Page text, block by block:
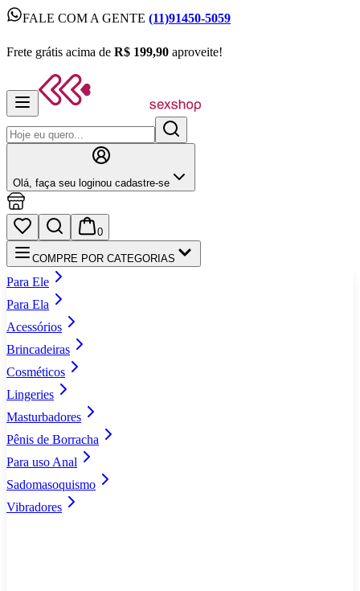
FALE COM A GENTE (11)91450-5059
Frete grátis acima de R$ 199,90 aproveite!
Olá, faça seu loginou cadastre‑se
0
COMPRE POR CATEGORIAS
Para Ele
Para Ela
Acessórios
Brincadeiras
Cosméticos
Lingeries
Masturbadores
Pênis de Borracha
Para uso Anal
Sadomasoquismo
Vibradores